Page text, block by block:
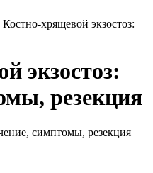
Костно-хрящевой экзостоз:
экзостоз:
резекция